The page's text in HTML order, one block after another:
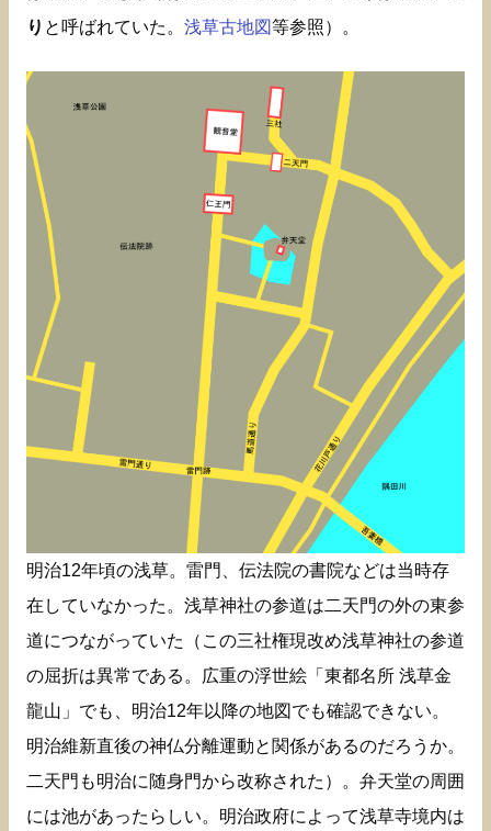
り と呼ばれていた。 浅草古地図等参照）。
明治12年頃の浅草。雷門、伝法院の書院などは当時存
在していなかった。浅草神社の参道は二天門の外の東参
道につながっていた（この三社権現改め浅草神社の参道
の屈折は異常である。広重の浮世絵「東都名所 浅草金
龍山」でも、明治12年以降の地図でも確認できない。
明治維新直後の神仏分離運動と関係があるのだろうか。
二天門も明治に随身門から改称された）。弁天堂の周囲
には池があったらしい。明治政府によって浅草寺境内は